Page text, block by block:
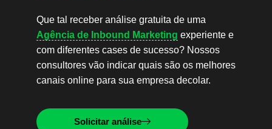
Que tal receber análise gratuita de uma
Agência de Inbound Marketing experiente e
com diferentes cases de sucesso? Nossos
consultores vão indicar quais são os melhores
canais online para sua empresa decolar.
Solicitar análise